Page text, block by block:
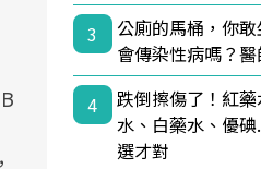
3
公廁的馬桶，你
會傳染性病嗎？
4
跌倒擦傷了！紅
水、白藥水、優
選才對